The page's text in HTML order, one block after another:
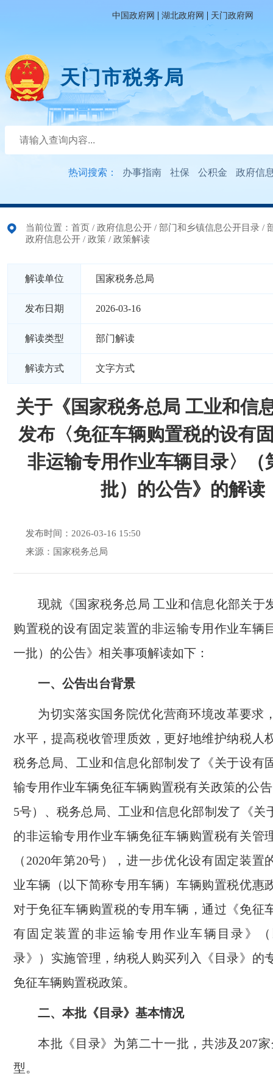
中国政府网 | 湖北政府网 | 天门政府网
天门市税务局
热词搜索： 办事指南 社保 公积金 政府信
当前位置： 首页 / 政府信息公开 / 部门和乡镇信息公开目录 /
政府信息公开 / 政策 / 政策解读
解读单位 国家税务总局
发布日期 2026-03-16
解读类型 部门解读
解读方式 文字方式
关于《国家税务总局 工业和信
发布〈免征车辆购置税的设有
非运输专用作业车辆目录〉（
批）的公告》的解读
发布时间：2026-03-16 15:50
来源：国家税务总局
现就《国家税务总局 工业和信息化部关于
购置税的设有固定装置的非运输专用作业车辆
一批）的公告》相关事项解读如下：
一、公告出台背景
为切实落实国务院优化营商环境改革要求
水平，提高税收管理质效，更好地维护纳税人
税务总局、工业和信息化部制发了《关于设有
输专用作业车辆免征车辆购置税有关政策的公
5号）、税务总局、工业和信息化部制发了《关
的非运输专用作业车辆免征车辆购置税有关管
（2020年第20号），进一步优化设有固定装置
业车辆（以下简称专用车辆）车辆购置税优惠
对于免征车辆购置税的专用车辆，通过《免征
有固定装置的非运输专用作业车辆目录》
录》）实施管理，纳税人购买列入《目录》的
免征车辆购置税政策。
二、本批《目录》基本情况
本批《目录》为第二十一批，共涉及207
型。